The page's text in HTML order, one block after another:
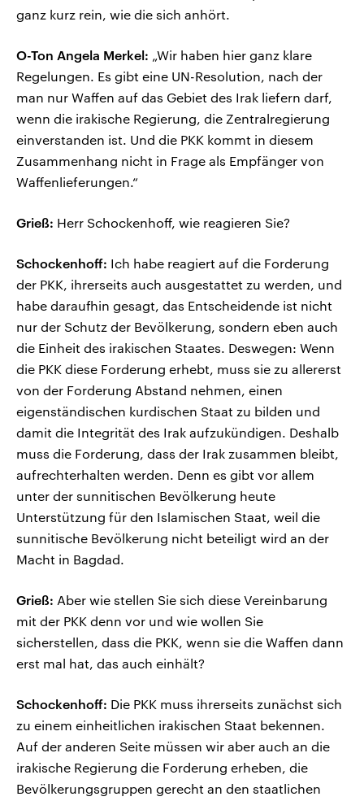
ganz kurz rein, wie die sich anhört.
O-Ton Angela Merkel: „Wir haben hier ganz klare
Regelungen. Es gibt eine UN-Resolution, nach der
man nur Waffen auf das Gebiet des Irak liefern darf,
wenn die irakische Regierung, die Zentralregierung
einverstanden ist. Und die PKK kommt in diesem
Zusammenhang nicht in Frage als Empfänger von
Waffenlieferungen.“
Grieß: Herr Schockenhoff, wie reagieren Sie?
Schockenhoff: Ich habe reagiert auf die Forderung
der PKK, ihrerseits auch ausgestattet zu werden, und
habe daraufhin gesagt, das Entscheidende ist nicht
nur der Schutz der Bevölkerung, sondern eben auch
die Einheit des irakischen Staates. Deswegen: Wenn
die PKK diese Forderung erhebt, muss sie zu allererst
von der Forderung Abstand nehmen, einen
eigenständischen kurdischen Staat zu bilden und
damit die Integrität des Irak aufzukündigen. Deshalb
muss die Forderung, dass der Irak zusammen bleibt,
aufrechterhalten werden. Denn es gibt vor allem
unter der sunnitischen Bevölkerung heute
Unterstützung für den Islamischen Staat, weil die
sunnitische Bevölkerung nicht beteiligt wird an der
Macht in Bagdad.
Grieß: Aber wie stellen Sie sich diese Vereinbarung
mit der PKK denn vor und wie wollen Sie
sicherstellen, dass die PKK, wenn sie die Waffen dann
erst mal hat, das auch einhält?
Schockenhoff: Die PKK muss ihrerseits zunächst sich
zu einem einheitlichen irakischen Staat bekennen.
Auf der anderen Seite müssen wir aber auch an die
irakische Regierung die Forderung erheben, die
Bevölkerungsgruppen gerecht an den staatlichen